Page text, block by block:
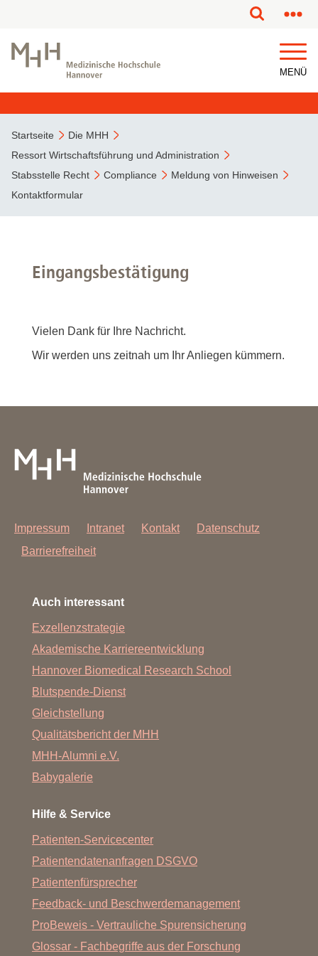
MENÜ
Startseite
Die MHH
Ressort Wirtschaftsführung und Administration
Stabsstelle Recht
Compliance
Meldung von Hinweisen
Kontaktformular
Eingangsbestätigung
Vielen Dank für Ihre Nachricht.
Wir werden uns zeitnah um Ihr Anliegen kümmern.
Impressum Intranet Kontakt
Datenschutz
Barrierefreiheit
Auch interessant
Exzellenzstrategie
Akademische Karriereentwicklung
Hannover Biomedical Research School
Blutspende-Dienst
Gleichstellung
Qualitätsbericht der MHH
MHH-Alumni e.V.
Babygalerie
Hilfe & Service
Patienten-Servicecenter
Patientendatenanfragen DSGVO
Patientenfürsprecher
Feedback- und Beschwerdemanagement
ProBeweis - Vertrauliche Spurensicherung
Glossar - Fachbegriffe aus der Forschung